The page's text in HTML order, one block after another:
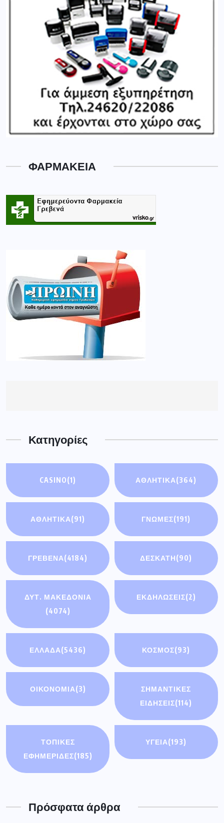
ΦΑΡΜΑΚΕΙΑ
Κατηγορίες
CASINO(1) ΑΘΛΗΤΙΚΑ(364)
ΑΘΛΗΤΙΚΆ(91) ΓΝΩΜΕΣ(191)
ΓΡΕΒΕΝΑ(4184) ΔΕΣΚΑΤΗ(90)
ΔΥΤ. ΜΑΚΕΔΟΝΙΑ
(4074)
ΕΚΔΗΛΩΣΕΙΣ(2)
ΕΛΛΑΔΑ(5436) ΚΟΣΜΟΣ(93)
ΟΙΚΟΝΟΜΊΑ(3)
ΣΗΜΑΝΤΙΚΈΣ
ΕΙΔΉΣΕΙΣ(114)
ΤΟΠΙΚΕΣ
ΕΦΗΜΕΡΙΔΕΣ(185)
ΥΓΕΙΑ(193)
Πρόσφατα άρθρα